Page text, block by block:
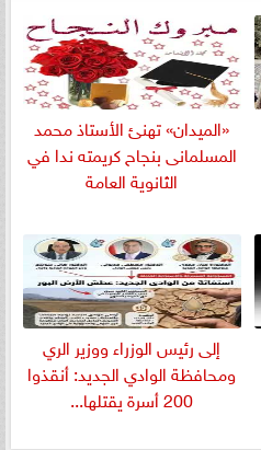
«الميدان» تهنئ الأستاذ محمد
المسلمانى بنجاح كريمته ندا في
الثانوية العامة
إلى رئيس الوزراء ووزير الري
ومحافظة الوادي الجديد: أنقذوا
200 أسرة يقتلها...